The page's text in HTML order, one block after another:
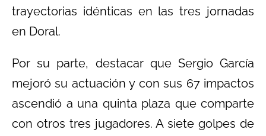
trayectorias idénticas en las tres jornadas
en Doral.
Por su parte, destacar que Sergio García
mejoró su actuación y con sus 67 impactos
ascendió a una quinta plaza que comparte
con otros tres jugadores. A siete golpes de